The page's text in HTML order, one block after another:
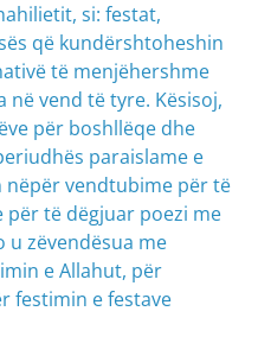
si: festat,
që kundërshtoheshin
të menjëhershme
në vend të tyre. Kësisoj,
për boshllëqe dhe
paraislame e
nëpër vendtubime për të
për të dëgjuar poezi me
u zëvendësua me
e Allahut, për
festimin e festave